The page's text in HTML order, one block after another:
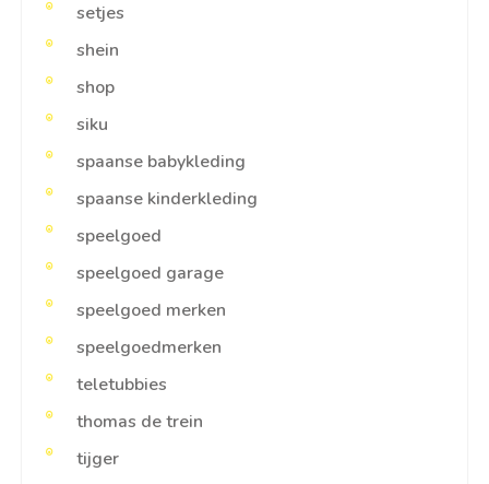
setjes
shein
shop
siku
spaanse babykleding
spaanse kinderkleding
speelgoed
speelgoed garage
speelgoed merken
speelgoedmerken
teletubbies
thomas de trein
tijger